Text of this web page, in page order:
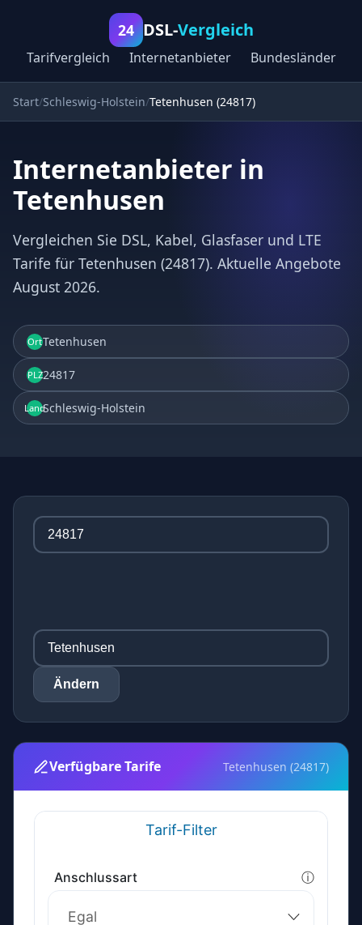
24 DSL-Vergleich
Tarifvergleich Internetanbieter Bundesländer
Start Schleswig-Holstein Tetenhusen (24817)
Internetanbieter in
Tetenhusen
Vergleichen Sie DSL, Kabel, Glasfaser und LTE
Tarife für Tetenhusen (24817). Aktuelle Angebote
August 2026.
OrtTetenhusen
PLZ24817
LandSchleswig-Holstein
Ändern
Verfügbare Tarife Tetenhusen (24817)